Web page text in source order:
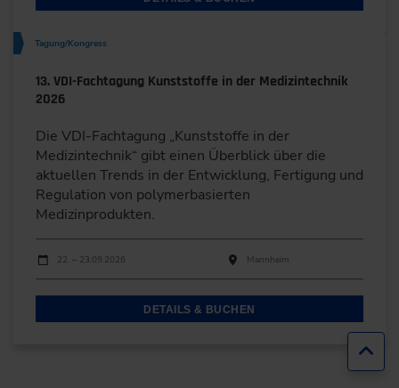
Tagung/Kongress
13. VDI-Fachtagung Kunststoffe in der Medizintechnik
2026
Die VDI-Fachtagung „Kunststoffe in der
Medizintechnik“ gibt einen Überblick über die
aktuellen Trends in der Entwicklung, Fertigung und
Regulation von polymerbasierten
Medizinprodukten.
Durchführungen
Veranstaltungsdatum
22. – 23.09.2026 Mannheim
DETAILS & BUCHEN